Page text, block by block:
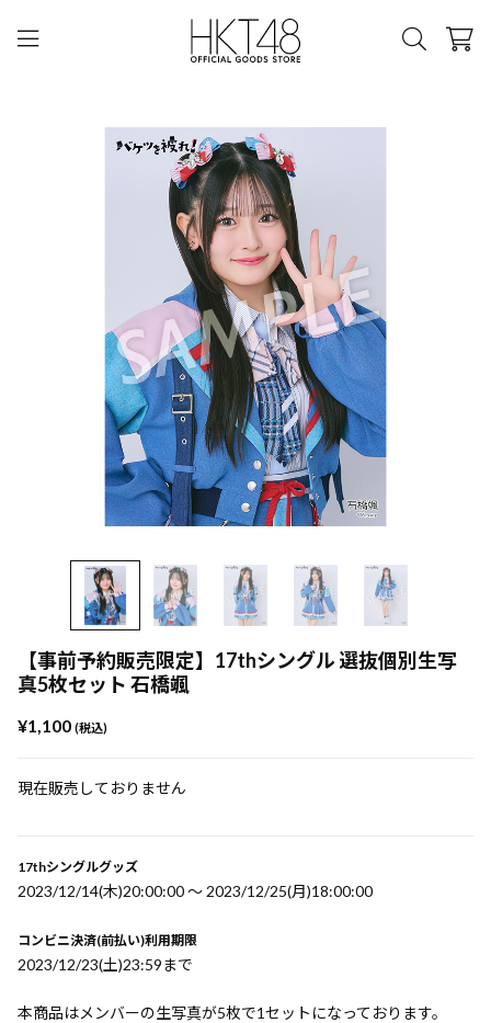
【事前予約販売限定】17thシングル 選抜個別生写
真5枚セット 石橋颯
¥1,100 (税込)
現在販売しておりません
17thシングルグッズ
2023/12/14(木)20:00:00 〜 2023/12/25(月)18:00:00
コンビニ決済(前払い)利用期限
2023/12/23(土)23:59まで
本商品はメンバーの生写真が5枚で1セットになっております。